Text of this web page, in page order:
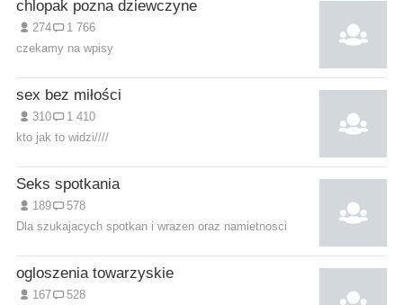
chlopak pozna dziewczyne
274
1 766
czekamy na wpisy
sex bez miłości
310
1 410
kto jak to widzi////
Seks spotkania
189
578
Dla szukajacych spotkan i wrazen oraz namietnosci
ogloszenia towarzyskie
167
528